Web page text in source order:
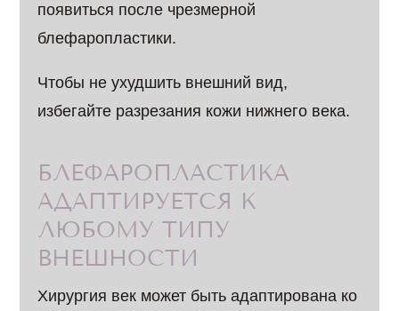
появиться после чрезмерной
блефаропластики.
Чтобы не ухудшить внешний вид,
избегайте разрезания кожи нижнего века.
БЛЕФАРОПЛАСТИКА
АДАПТИРУЕТСЯ К
ЛЮБОМУ ТИПУ
ВНЕШНОСТИ
Хирургия век может быть адаптирована ко